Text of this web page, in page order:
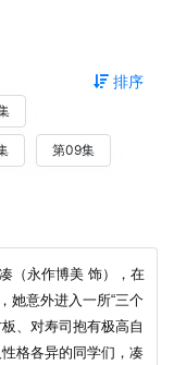
排序
第09集
（永作博美 饰），在
她意外进入一所“三个
、对寿司抱有极高自
格各异的同学们，凑